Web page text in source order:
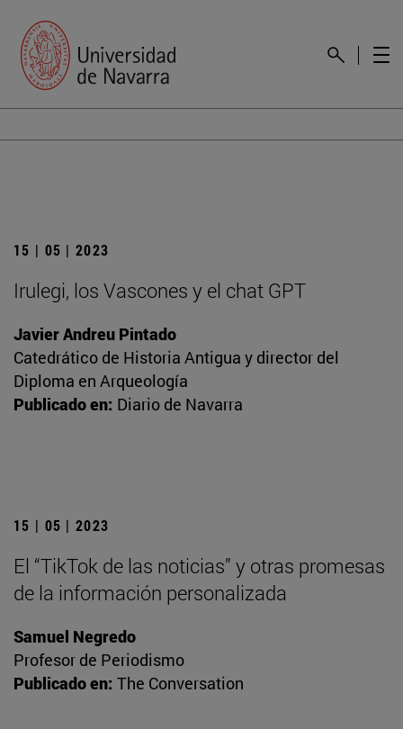
15 | 05 | 2023
Irulegi, los Vascones y el chat GPT
Javier Andreu Pintado
Catedrático de Historia Antigua y director del
Diploma en Arqueología
Publicado en: Diario de Navarra
15 | 05 | 2023
El “TikTok de las noticias” y otras promesas
de la información personalizada
Samuel Negredo
Profesor de Periodismo
Publicado en: The Conversation